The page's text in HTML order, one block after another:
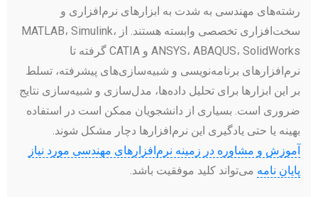
رشته‌های مهندسی به شدت به ابزارهای نرم‌افزاری و
سخت‌افزاری تخصصی وابسته هستند. از MATLAB، Simulink،
ANSYS، ABAQUS، SolidWorks و CATIA گرفته تا
نرم‌افزارهای برنامه‌نویسی و شبیه‌سازی‌های پیشرفته، تسلط
بر این ابزارها برای تحلیل داده‌ها، مدل‌سازی و شبیه‌سازی نتایج
ضروری است. بسیاری از دانشجویان ممکن است در استفاده
بهینه یا حتی یادگیری این نرم‌افزارها دچار مشکل شوند.
آموزش و مشاوره در زمینه نرم‌افزارهای مهندسی مورد نیاز
پایان نامه می‌تواند کلید موفقیت باشد.